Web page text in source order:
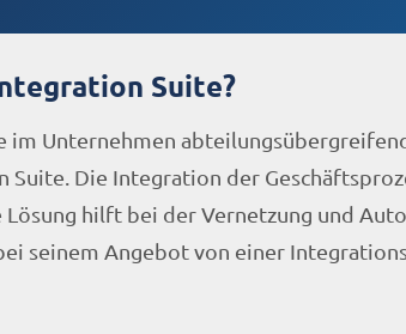
Suite?
im Unternehmen
Suite. Die Integration der
hilft bei der Vernetzung und
seinem Angebot von einer